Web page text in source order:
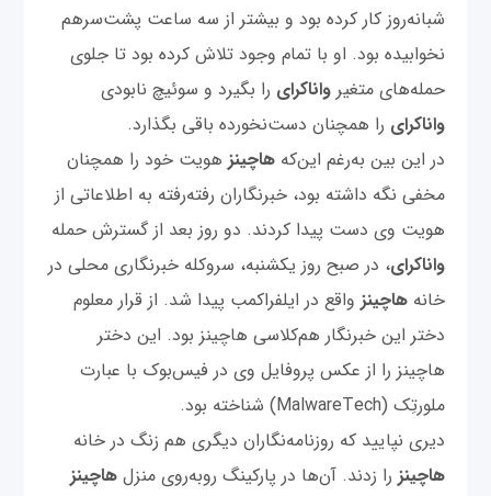
شبانه‌روز کار کرده بود و بیشتر از سه ساعت پشت‌سرهم
نخوابیده بود. او با تمام وجود تلاش کرده بود تا جلوی
حمله‌های متغیرواناکرای را بگیرد و سوئیچ نابودی
واناکرای را همچنان دست‌نخورده باقی بگذارد.
در این بین به‌رغم این‌کههاچینز هویت خود را همچنان
مخفی نگه داشته بود، خبرنگاران رفته‌رفته به اطلاعاتی از
هویت وی دست پیدا کردند. دو روز بعد از گسترش حمله
واناکرای، در صبح روز یکشنبه، سروکله خبرنگاری محلی در
خانههاچینز واقع در ایلفراکمب پیدا شد. از قرار معلوم
دختر این خبرنگار هم‌کلاسی هاچینز بود. این دختر
هاچینز را از عکس پروفایل وی در فیس‌بوک با عبارت
ملورتِک (MalwareTech) شناخته بود.
دیری نپایید که روزنامه‌نگاران دیگری هم زنگ در خانه
هاچینز را زدند. آن‌ها در پارکینگ روبه‌روی منزلهاچینز